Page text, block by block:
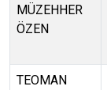
MÜZEHHER
ÖZEN
TEOMAN